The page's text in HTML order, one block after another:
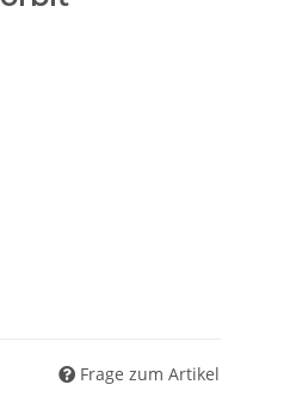
Frage zum Artikel